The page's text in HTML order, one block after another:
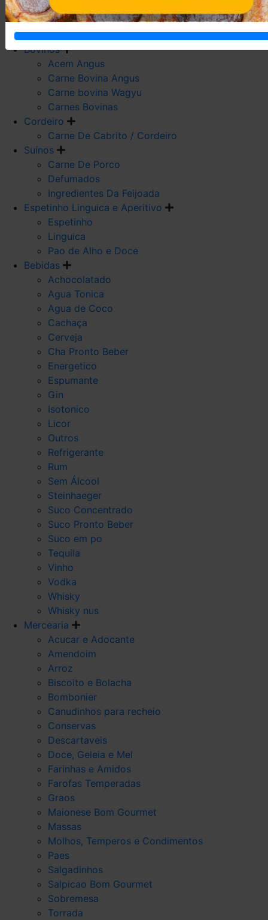
Carne De Frango
Carne De Galeto
Codorna
Bovinos
Acem Angus
Carne Bovina Angus
Carne bovina Wagyu
Carnes Bovinas
Cordeiro
Carne De Cabrito / Cordeiro
Suínos
Carne De Porco
Defumados
Ingredientes Da Feijoada
Espetinho Linguica e Aperitivo
Espetinho
Linguica
Pao de Alho e Doce
Bebidas
Achocolatado
Agua Tonica
Agua de Coco
Cachaça
Cerveja
Cha Pronto Beber
Energetico
Espumante
Gin
Isotonico
Licor
Outros
Refrigerante
Rum
Sem Álcool
Steinhaeger
Suco Concentrado
Suco Pronto Beber
Suco em po
Tequila
Vinho
Vodka
Whisky
Whisky nus
Mercearia
Acucar e Adocante
Amendoim
Arroz
Biscoito e Bolacha
Bombonier
Canudinhos para recheio
Conservas
Descartaveis
Doce, Geleia e Mel
Farinhas e Amidos
Farofas Temperadas
Graos
Maionese Bom Gourmet
Massas
Molhos, Temperos e Condimentos
Paes
Salgadinhos
Salpicao Bom Gourmet
Sobremesa
Torrada